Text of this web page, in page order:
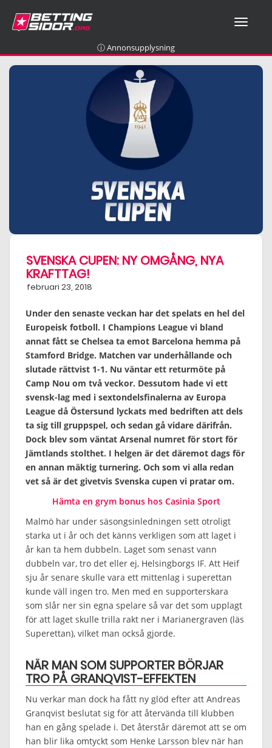
T
G
ⓘ Annonsupplysning
SVENSKA CUPEN: NY OMGÅNG, NYA
KRAFTTAG!
februari 23, 2018
Under den senaste veckan har det spelats en hel del
Europeisk fotboll. I Champions League vi bland
annat fått se Chelsea ta emot Barcelona hemma på
Stamford Bridge. Matchen var underhållande och
slutade rättvist 1-1. Nu väntar ett returmöte på
Camp Nou om två veckor. Dessutom hade vi ett
svensk-lag med i sextondelsfinalerna av Europa
League då Östersund lyckats med bedriften att dels
ta sig till gruppspel, och sedan gå vidare därifrån.
Dock blev som väntat Arsenal numret för stort för
Jämtlands stolthet. I helgen är det däremot dags för
en annan mäktig turnering. Och som vi alla redan
vet så är det givetvis Svenska cupen vi pratar om.
Hämta en grym bonus hos Casinia Sport
Malmö har under säsongsinledningen sett otroligt
starka ut i år och det känns verkligen som att laget i
år kan ta hem dubbeln. Laget som senast vann
dubbeln var, tro det eller ej, Helsingborgs IF. Att Heif
sju år senare skulle vara ett mittenlag i superettan
kunde väll ingen tro. Men med en supporterskara
som slår ner sin egna spelare så var det som upplagt
för att laget skulle trilla rakt ner i Marianergraven (läs
Superettan), vilket man också gjorde.
NÄR MAN SOM SUPPORTER BÖRJAR
TRO PÅ GRANQVIST-EFFEKTEN
Nu verkar man dock ha fått ny glöd efter att Andreas
Granqvist beslutat sig för att återvända till klubben
han en gång spelade i. Det återstår däremot att se om
han blir lika omtyckt som Henke Larsson blev när han